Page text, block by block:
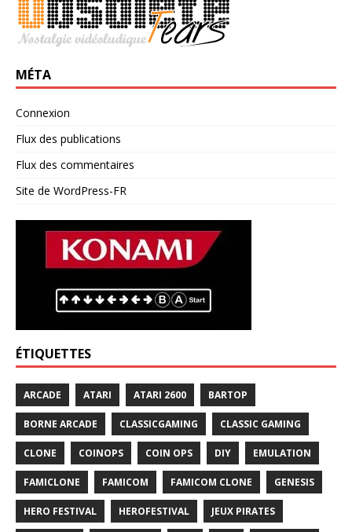
MÉTA
Connexion
Flux des publications
Flux des commentaires
Site de WordPress-FR
ÉTIQUETTES
ARCADE ATARI ATARI 2600 BARTOP
BORNE ARCADE CLASSICGAMING CLASSIC GAMING
CLONE COINOPS COIN OPS DIY EMULATION
FAMICLONE FAMICOM FAMICOM CLONE GENESIS
HERO FESTIVAL HEROFESTIVAL JEUX PIRATES